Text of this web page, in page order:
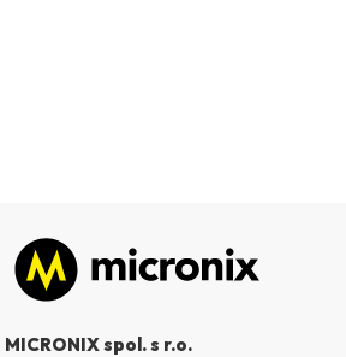
Zápätie
MICRONIX spol. s r.o.